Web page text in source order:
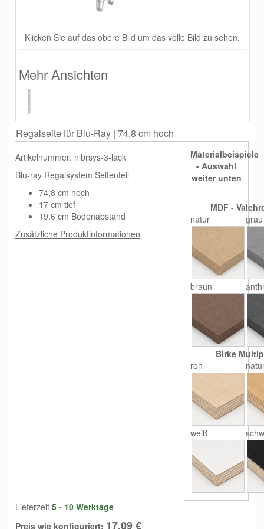
Klicken Sie auf das obere Bild um das volle Bild zu sehen.
Mehr Ansichten
Regalseite für Blu-Ray | 74,8 cm hoch
Artikelnummer: nlbrsys-3-lack
Blu-ray Regalsystem Seitenteil
74,8 cm hoch
17 cm tief
19,6 cm Bodenabstand
Zusätzliche Produktinformationen
Materialbeispiele
- Auswahl
weiter unten
MDF -
natur
grau
braun
Birke
roh
weiß
Lieferzeit 5 - 10 Werktage
Preis wie konfiguriert: 17,09 €